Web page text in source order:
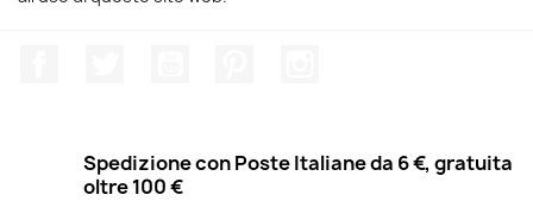
Spedizione con Poste Italiane da 6 €, gratuita
oltre 100 €